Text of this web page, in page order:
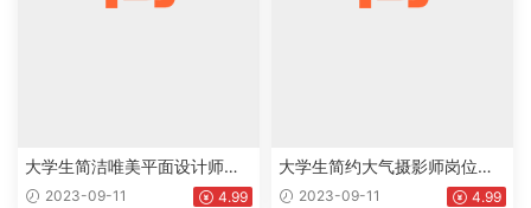
大学生简洁唯美平面设计师个
人英文版简历Word模板下载do
2023-09-11 4.99
大学生简约大气摄影师岗位个
人通用英文简历Word模板下载
2023-09-11 4.99